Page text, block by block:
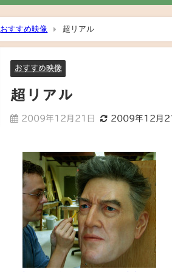
おすすめ映像 超リアル
おすすめ映像
超リアル
2009年12月21日 2009年12月